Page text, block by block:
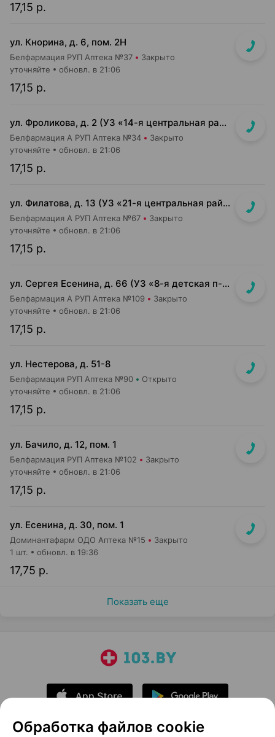
17,15 р.
ул. Кнорина, д. 6, пом. 2Н
Белфармация РУП Аптека №37 Закрыто
17,15 р.
уточняйте обновл. в 21:06
ул. Фроликова, д. 2 (УЗ «14-я центральная районная п-ка», 3 этаж)
Белфармация А РУП Аптека №34 Закрыто
17,15 р.
уточняйте обновл. в 21:06
ул. Филатова, д. 13 (УЗ «21-я центральная районная п-ка»)
Белфармация А РУП Аптека №67 Закрыто
17,15 р.
уточняйте обновл. в 21:06
ул. Сергея Есенина, д. 66 (УЗ «8-я детская п-ка»)
Белфармация А РУП Аптека №109 Закрыто
17,15 р.
уточняйте обновл. в 21:06
ул. Нестерова, д. 51-8
Белфармация РУП Аптека №90 Открыто
17,15 р.
уточняйте обновл. в 21:06
ул. Бачило, д. 12, пом. 1
Белфармация РУП Аптека №102 Закрыто
17,15 р.
уточняйте обновл. в 21:06
ул. Есенина, д. 30, пом. 1
Доминантафарм ОДО Аптека №15 Закрыто
17,75 р.
1 шт. обновл. в 19:36
Показать еще
Обработка файлов cookie